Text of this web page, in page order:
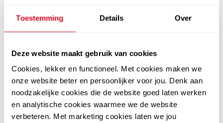
Toestemming Details Over
Deze website maakt gebruik van cookies
Cookies, lekker en functioneel. Met cookies maken we
onze website beter en persoonlijker voor jou. Denk aan
noodzakelijke cookies die de website goed laten werken
en analytische cookies waarmee we de website
verbeteren. Met marketing cookies laten we jou